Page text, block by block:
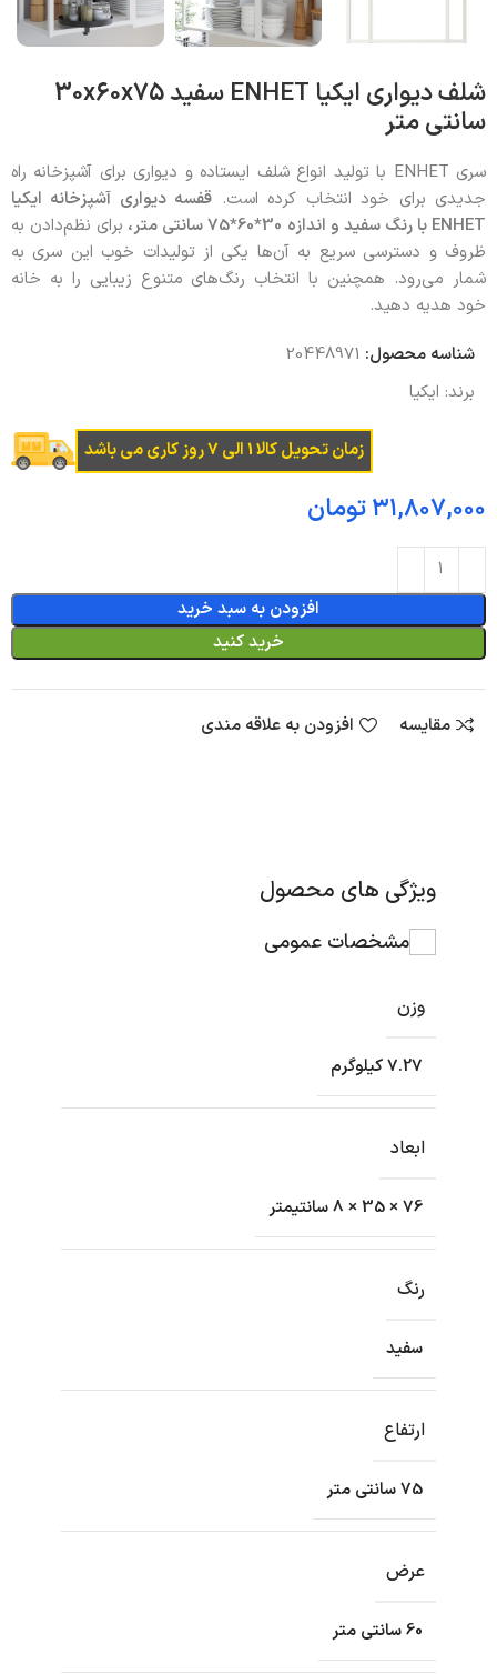
شلف دیواری ایکیا ENHET سفید 30x60x75
سانتی متر
سری ENHET با تولید انواع شلف ایستاده و دیواری برای آشپزخانه راه
جدیدی برای خود انتخاب کرده است. قفسه دیواری آشپزخانه ایکیا
ENHET با رنگ سفید و اندازه 30*60*75 سانتی متر،
برای نظم‌دادن به
ظروف و دسترسی سریع به آن‌ها یکی از تولیدات خوب این سری به
شمار می‌رود. همچنین با انتخاب رنگ‌های متنوع زیبایی را به خانه
خود هدیه دهید.
شناسه محصول: 20448971
برند: ایکیا
زمان تحویل کالا 1 الی 7 روز کاری می باشد
تومان
افزودن به سبد خرید
خرید کنید
مقایسه افزودن به علاقه مندی
ویژگی های محصول
مشخصات عمومی
وزن
7.27 کیلوگرم
ابعاد
76 × 35 × 8 سانتیمتر
رنگ
سفید
ارتفاع
75 سانتی متر
عرض
60 سانتی متر